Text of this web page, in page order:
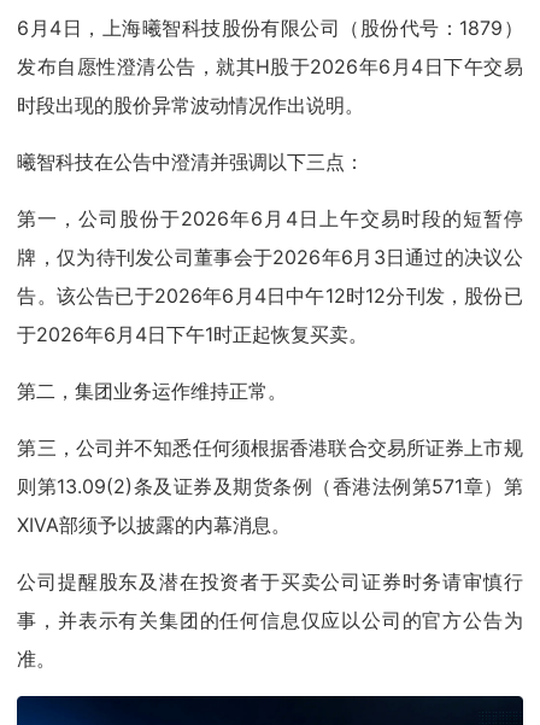
6月4日，上海曦智科技股份有限公司（股份代号：1879）
发布自愿性澄清公告，就其H股于2026年6月4日下午交易
时段出现的股价异常波动情况作出说明。
曦智科技在公告中澄清并强调以下三点：
第一，公司股份于2026年6月4日上午交易时段的短暂停
牌，仅为待刊发公司董事会于2026年6月3日通过的决议公
告。该公告已于2026年6月4日中午12时12分刊发，股份已
于2026年6月4日下午1时正起恢复买卖。
第二，集团业务运作维持正常。
第三，公司并不知悉任何须根据香港联合交易所证券上市规
则第13.09(2)条及证券及期货条例（香港法例第571章）第
XIVA部须予以披露的内幕消息。
公司提醒股东及潜在投资者于买卖公司证券时务请审慎行
事，并表示有关集团的任何信息仅应以公司的官方公告为
准。